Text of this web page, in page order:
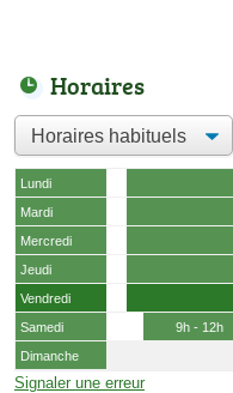
Horaires
Lundi
Mardi
Mercredi
Jeudi
Vendredi
Samedi
9h - 12h
Dimanche
Signaler une erreur